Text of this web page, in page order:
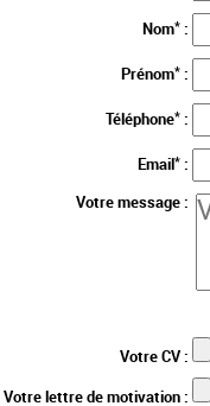
Nom* :
Prénom* :
Téléphone* :
Email* :
Votre message :
Votre CV :
Votre lettre de motivation :